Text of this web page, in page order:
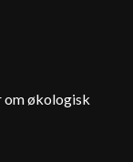
om økologisk